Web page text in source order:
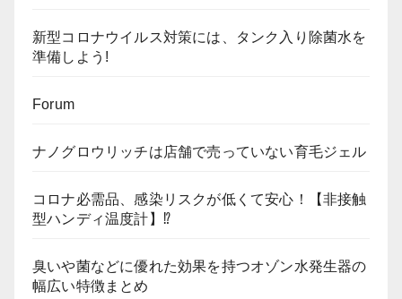
新型コロナウイルス対策には、タンク入り除菌水を
準備しよう!
Forum
ナノグロウリッチは店舗で売っていない育毛ジェル
コロナ必需品、感染リスクが低くて安心！【非接触
型ハンディ温度計】⁉
臭いや菌などに優れた効果を持つオゾン水発生器の
幅広い特徴まとめ